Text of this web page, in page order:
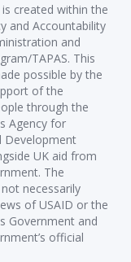
created within the
and Accountability
and
TAPAS. This
possible by the
of the
through the
Agency for
Development
UK aid from
The
necessarily
of USAID or the
Government and
official